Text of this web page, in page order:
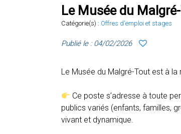
Le Musée du
Catégorie(s) : Offres d'emploi et stages
Publié le : 04/02/2026
Le Musée du Malgré-Tout est à la
Ce poste s’adresse à toute
publics variés (enfants, familles,
vivant et dynamique.